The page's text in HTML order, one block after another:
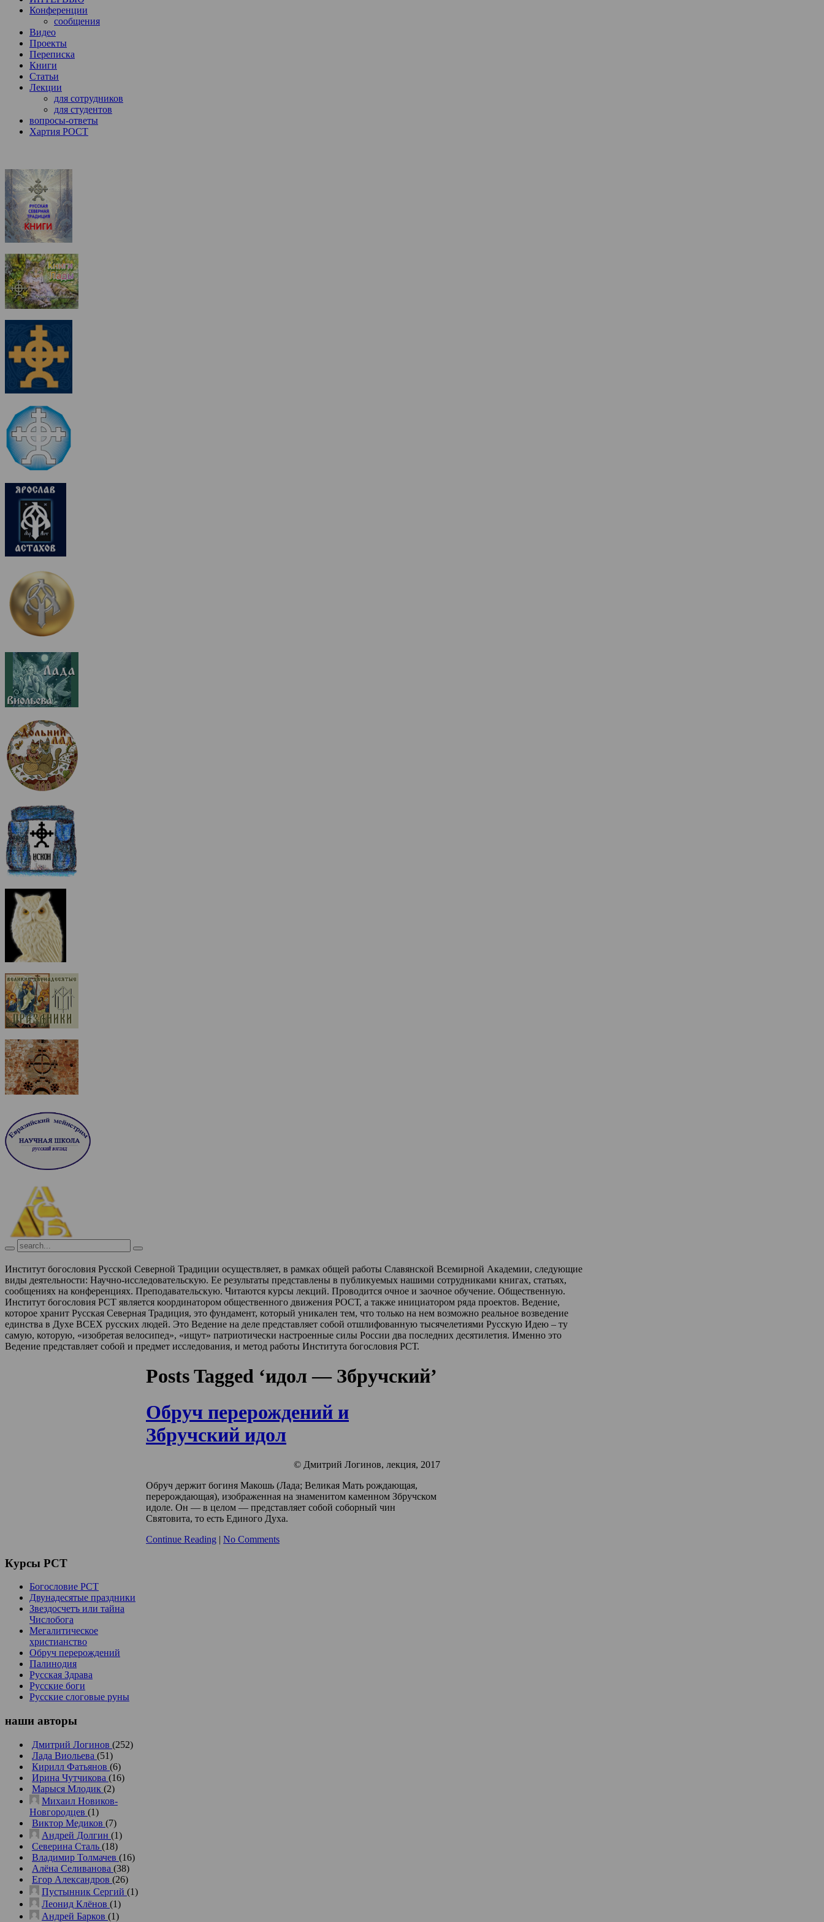
Конференции
сообщения
Видео
Проекты
Переписка
Книги
Статьи
Лекции
для сотрудников
для студентов
вопросы-ответы
Хартия РОСТ
Институт богословия Русской Северной Традиции осуществляет, в рамках общей работы Славянской Всемирной Академии, следующие
виды деятельности: Научно-исследовательскую. Ее результаты представлены в публикуемых нашими сотрудниками книгах, статьях,
сообщениях на конференциях. Преподавательскую. Читаются курсы лекций. Проводится очное и заочное обучение. Общественную.
Институт богословия РСТ является координатором общественного движения РОСТ, а также инициатором ряда проектов. Ведение,
которое хранит Русская Северная Традиция, это фундамент, который уникален тем, что только на нем возможно реальное возведение
единства в Духе ВСЕХ русских людей. Это Ведение на деле представляет собой отшлифованную тысячелетиями Русскую Идею – ту
самую, которую, «изобретая велосипед», «ищут» патриотически настроенные силы России два последних десятилетия. Именно это
Ведение представляет собой и предмет исследования, и метод работы Института богословия РСТ.
Posts Tagged ‘идол — Збручский’
Обруч перерождений и
Збручский идол
© Дмитрий Логинов, лекция, 2017
Обруч держит богиня Макошь (Лада; Великая Мать рождающая,
перерождающая), изображенная на знаменитом каменном Збручском
идоле. Он — в целом — представляет собой соборный чин
Святовита, то есть Единого Духа.
Continue Reading | No Comments
Курсы РСТ
Богословие РСТ
Двунадесятые праздники
Звездосчетъ или тайна
Числобога
Мегалитическое
христианство
Обруч перерождений
Палинодия
Русская Здрава
Русские боги
Русские слоговые руны
наши авторы
Дмитрий Логинов (252)
Лада Виольева (51)
Кирилл Фатьянов (6)
Ирина Чутчикова (16)
Марыся Млодик (2)
Михаил Новиков-
Новгородцев (1)
Виктор Медиков (7)
Андрей Долгин (1)
Северина Сталь (18)
Владимир Толмачев (16)
Алёна Селиванова (38)
Егор Александров (26)
Пустынник Сергий (1)
Леонид Клёнов (1)
Андрей Барков (1)